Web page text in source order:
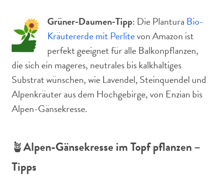
Grüner-Daumen-Tipp: Die Plantura Bio-
Kräutererde mit Perlitevon Amazon ist
perfekt geeignet für alle Balkonpflanzen,
die sich ein mageres, neutrales bis kalkhaltiges
Substrat wünschen, wie Lavendel, Steinquendel und
Alpenkräuter aus dem Hochgebirge, von Enzian bis
Alpen-Gänsekresse.
🪴Alpen-Gänsekresse im Topf pflanzen –
Tipps